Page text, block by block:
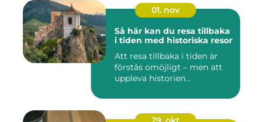
01. nov
Så här kan du resa tillbaka
i tiden med historiska resor
Att resa tillbaka i tiden är
förstås omöjligt – men att
uppleva historien...